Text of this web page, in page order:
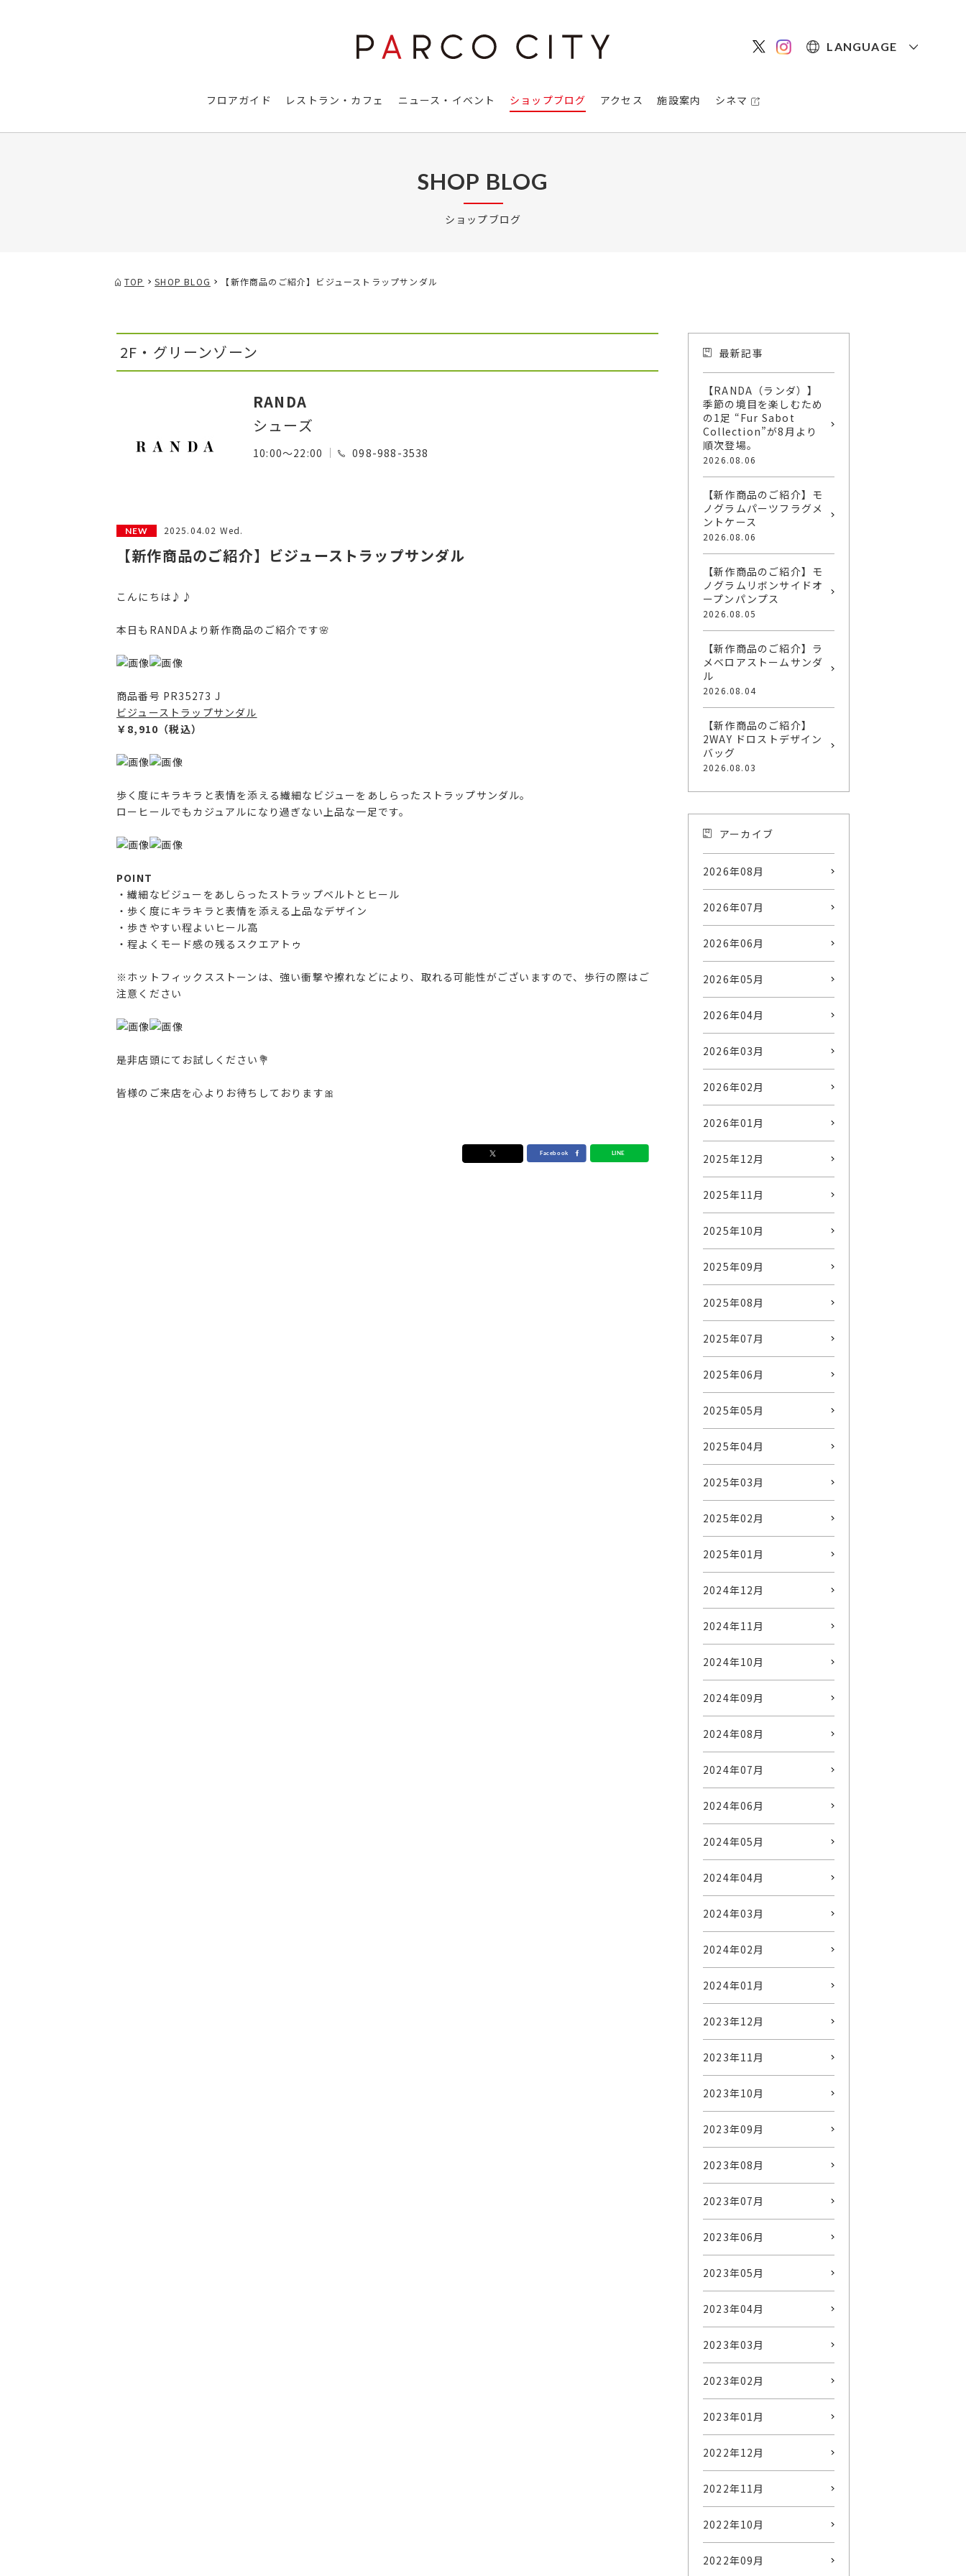
LANGUAGE
フロアガイド レストラン・カフェ ニュース・イベント ショップブログ アクセス 施設案内 シネマ
SHOP BLOG
ショップブログ
TOP SHOP BLOG 【新作商品のご紹介】ビジューストラップサンダル
2F・グリーンゾーン
RANDA
シューズ
10:00～22:00 098-988-3538
2025.04.02 Wed.
【新作商品のご紹介】ビジューストラップサンダル
こんにちは♪♪
本日もRANDAより新作商品のご紹介です🌸
商品番号 PR35273 J
ビジューストラップサンダル
￥8,910（税込）
歩く度にキラキラと表情を添える繊細なビジューをあしらったストラップサンダル。
ローヒールでもカジュアルになり過ぎない上品な一足です。
POINT
・繊細なビジューをあしらったストラップベルトとヒール
・歩く度にキラキラと表情を添える上品なデザイン
・歩きやすい程よいヒール高
・程よくモード感の残るスクエアトゥ
※ホットフィックスストーンは、強い衝撃や擦れなどにより、取れる可能性がございますので、歩行の際はご
注意ください
是非店頭にてお試しください💐
皆様のご来店を心よりお待ちしております🎀
最新記事
【RANDA（ランダ）】
季節の境目を楽しむため
の1足 “Fur Sabot
Collection”が8月より
順次登場。
2026.08.06
【新作商品のご紹介】モ
ノグラムパーツフラグメ
ントケース
2026.08.06
【新作商品のご紹介】モ
ノグラムリボンサイドオ
ープンパンプス
2026.08.05
【新作商品のご紹介】ラ
メベロアストームサンダ
ル
2026.08.04
【新作商品のご紹介】
2WAY ドロストデザイン
バッグ
2026.08.03
アーカイブ
2026年08月
2026年07月
2026年06月
2026年05月
2026年04月
2026年03月
2026年02月
2026年01月
2025年12月
2025年11月
2025年10月
2025年09月
2025年08月
2025年07月
2025年06月
2025年05月
2025年04月
2025年03月
2025年02月
2025年01月
2024年12月
2024年11月
2024年10月
2024年09月
2024年08月
2024年07月
2024年06月
2024年05月
2024年04月
2024年03月
2024年02月
2024年01月
2023年12月
2023年11月
2023年10月
2023年09月
2023年08月
2023年07月
2023年06月
2023年05月
2023年04月
2023年03月
2023年02月
2023年01月
2022年12月
2022年11月
2022年10月
2022年09月